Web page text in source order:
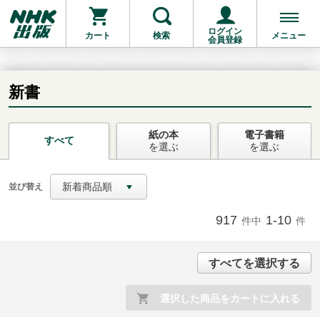
カート 検索
ログイン
会員登録
メニュー
お支払いに進む
他にも商品を買う
新書
すべて
紙の本
を選ぶ
電子書籍
を選ぶ
並び替え 新着商品順
917 件中 1-10 件
すべてを選択する
選択した商品をカートに入れる